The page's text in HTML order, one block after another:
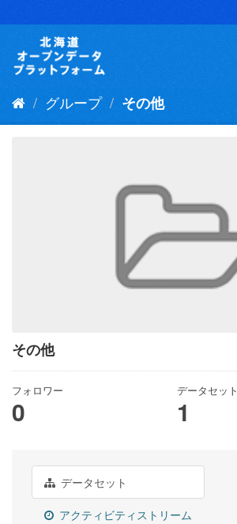
キ
グループ その他
その他
フォロワー
0
データセット
1
データセット
アクティビティストリーム